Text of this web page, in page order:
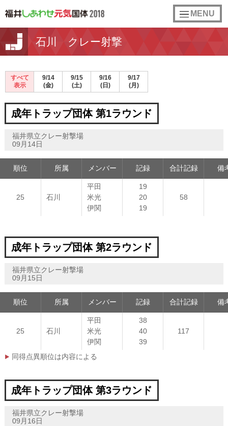
toggle
navigation
MENU
石川 クレー射撃
すべて
表示
9/14
(金)
9/15
(土)
9/16
(日)
9/17
(月)
成年トラップ団体 第1ラウンド
福井県立クレー射撃場
09月14日
順位 所属 メンバー 記録 合計記録 備
25 石川
平田
米光
伊関
19
20
19
58
成年トラップ団体 第2ラウンド
福井県立クレー射撃場
09月15日
順位 所属 メンバー 記録 合計記録 備
25 石川
平田
米光
伊関
38
40
39
117
同得点異順位は内容による
成年トラップ団体 第3ラウンド
福井県立クレー射撃場
09月16日